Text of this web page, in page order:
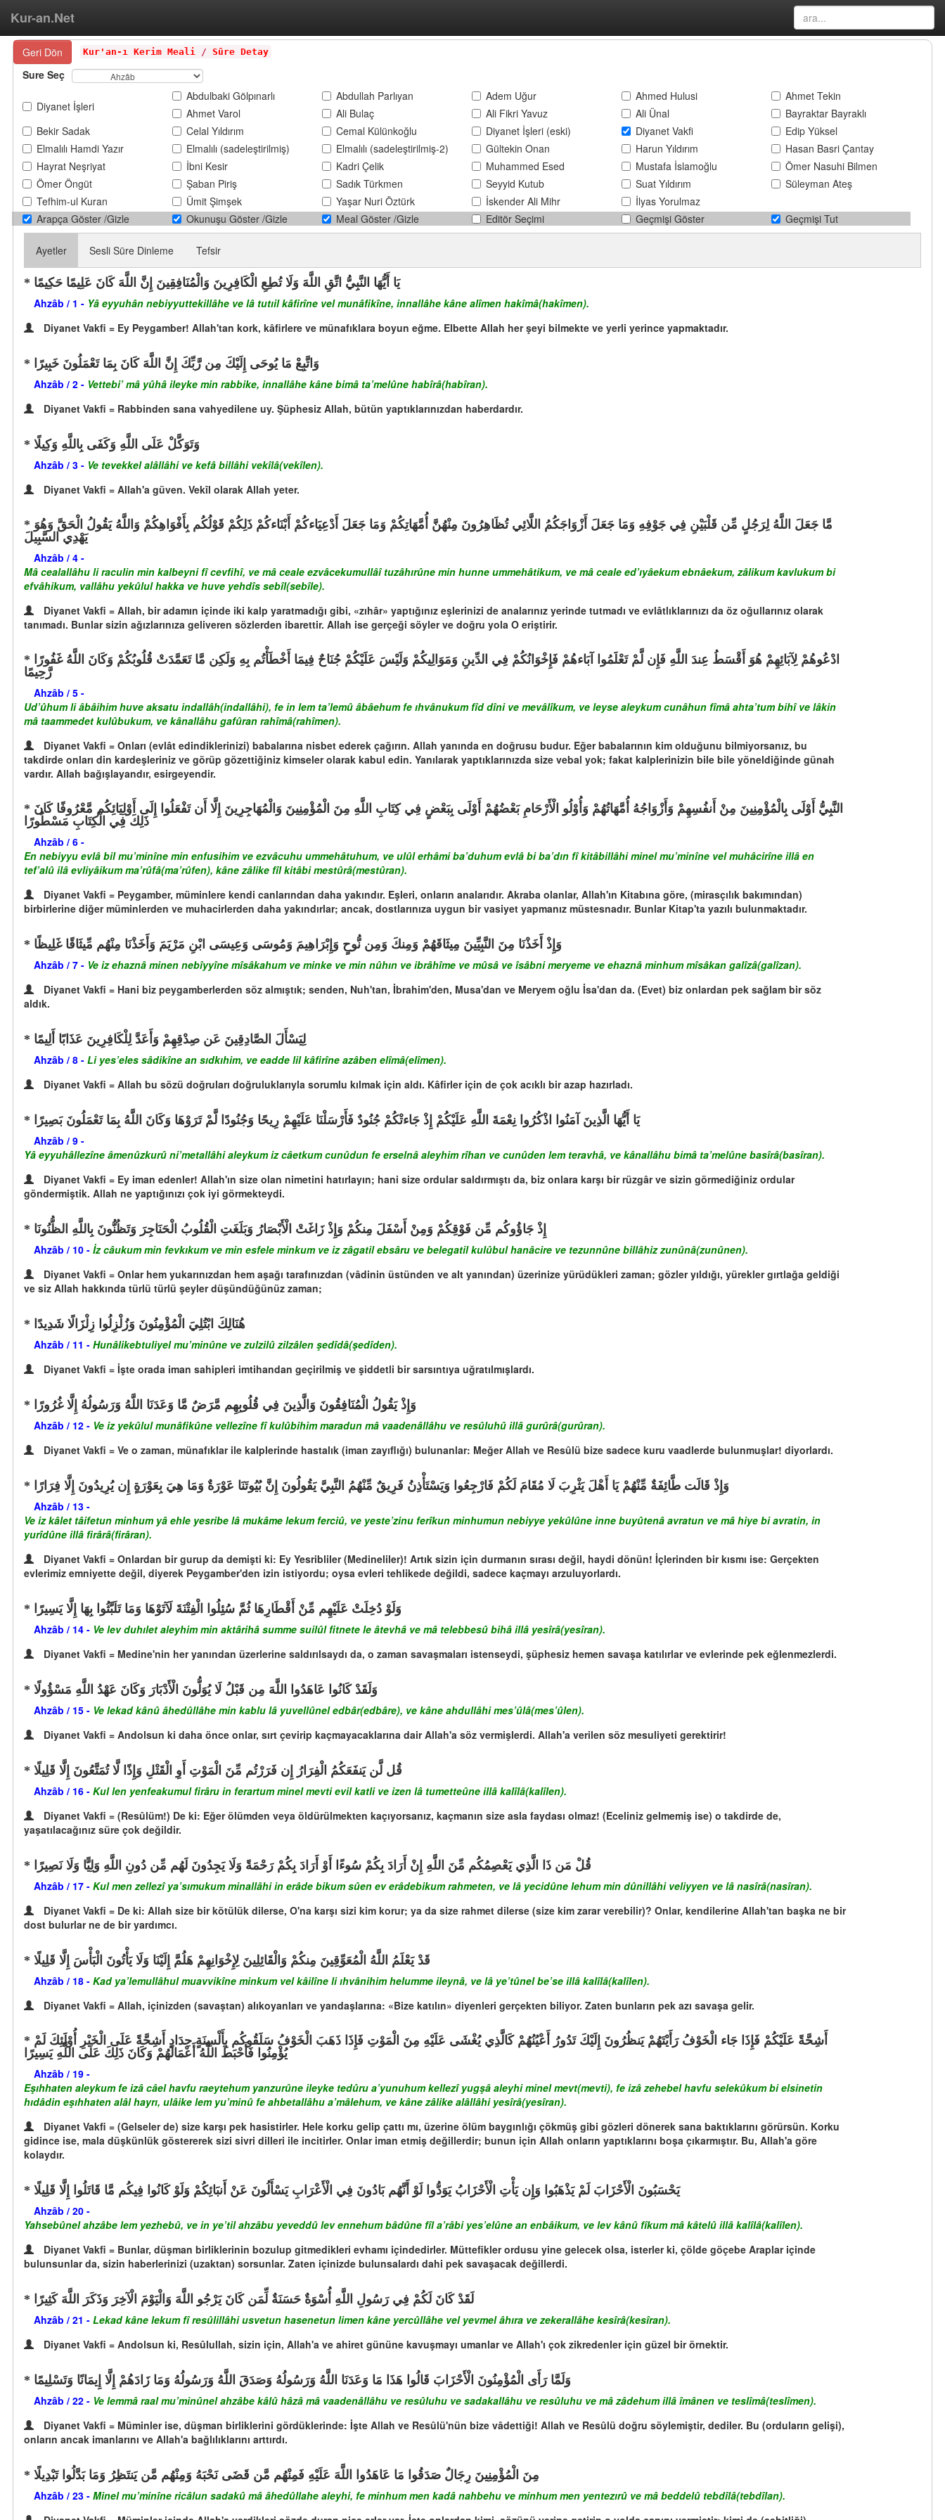
Kur-an.Net
Geri Dön Kur'an-ı Kerim Meali / Sûre Detay
Sure Seç
Diyanet İşleri
Abdulbaki Gölpınarlı Abdullah Parlıyan Adem Uğur Ahmed Hulusi
Ahmet Tekin
Ahmet Varol
Ali Bulaç Ali Fikri Yavuz Ali Ünal
Bayraktar Bayraklı
Bekir Sadak
Celal Yıldırım Cemal Külünkoğlu Diyanet İşleri (eski) Diyanet Vakfi
Edip Yüksel
Elmalılı Hamdi Yazır
Elmalılı (sadeleştirilmiş) Elmalılı (sadeleştirilmiş-2) Gültekin Onan Harun Yıldırım
Hasan Basri Çantay
Hayrat Neşriyat
İbni Kesir Kadri Çelik Muhammed Esed Mustafa İslamoğlu
Ömer Nasuhi Bilmen
Ömer Öngüt
Şaban Piriş Sadık Türkmen Seyyid Kutub Suat Yıldırım
Süleyman Ateş
Tefhim-ul Kuran
Ümit Şimşek Yaşar Nuri Öztürk İskender Ali Mihr
İlyas Yorulmaz
Arapça Göster /Gizle
Okunuşu Göster /Gizle Meal Göster /Gizle Editör Seçimi Geçmişi Göster Geçmişi Tut
Ayetler Sesli Süre Dinleme Tefsir
يَا أَيُّهَا النَّبِيُّ اتَّقِ اللَّهَ وَلَا تُطِعِ الْكَافِرِينَ وَالْمُنَافِقِينَ إِنَّ اللَّهَ كَانَ عَلِيمًا حَكِيمًا
Ahzâb / 1 - Yâ eyyuhân nebiyyuttekillâhe ve lâ tutıil kâfirîne vel munâfikîne, innallâhe kâne alîmen hakîmâ(hakîmen).
Diyanet Vakfi = Ey Peygamber! Allah'tan kork, kâfirlere ve münafıklara boyun eğme. Elbette Allah her şeyi bilmekte ve yerli yerince yapmaktadır.
وَاتَّبِعْ مَا يُوحَى إِلَيْكَ مِن رَّبِّكَ إِنَّ اللَّهَ كَانَ بِمَا تَعْمَلُونَ خَبِيرًا
Ahzâb / 2 - Vettebi’ mâ yûhâ ileyke min rabbike, innallâhe kâne bimâ ta’melûne habîrâ(habîran).
Diyanet Vakfi = Rabbinden sana vahyedilene uy. Şüphesiz Allah, bütün yaptıklarınızdan haberdardır.
وَتَوَكَّلْ عَلَى اللَّهِ وَكَفَى بِاللَّهِ وَكِيلًا
Ahzâb / 3 - Ve tevekkel alâllâhi ve kefâ billâhi vekîlâ(vekîlen).
Diyanet Vakfi = Allah'a güven. Vekîl olarak Allah yeter.
يَهْدِي السَّبِيلَ
Ahzâb / 4 -
Mâ cealallâhu li raculin min kalbeyni fî cevfihî, ve mâ ceale ezvâcekumullâî tuzâhırûne min hunne ummehâtikum, ve mâ ceale ed’ıyâekum ebnâekum, zâlikum kavlukum bi
efvâhikum, vallâhu yekûlul hakka ve huve yehdîs sebîl(sebîle).
Diyanet Vakfi = Allah, bir adamın içinde iki kalp yaratmadığı gibi, «zıhâr» yaptığınız eşlerinizi de analarınız yerinde tutmadı ve evlâtlıklarınızı da öz oğullarınız olarak
tanımadı. Bunlar sizin ağızlarınıza geliveren sözlerden ibarettir. Allah ise gerçeği söyler ve doğru yola O eriştirir.
رَّحِيمًا
Ahzâb / 5 -
Ud’ûhum li âbâihim huve aksatu indallâh(indallâhi), fe in lem ta’lemû âbâehum fe ıhvânukum fîd dîni ve mevâlîkum, ve leyse aleykum cunâhun fîmâ ahta’tum bihî ve lâkin
mâ taammedet kulûbukum, ve kânallâhu gafûran rahîmâ(rahîmen).
Diyanet Vakfi = Onları (evlât edindiklerinizi) babalarına nisbet ederek çağırın. Allah yanında en doğrusu budur. Eğer babalarının kim olduğunu bilmiyorsanız, bu
takdirde onları din kardeşleriniz ve görüp gözettiğiniz kimseler olarak kabul edin. Yanılarak yaptıklarınızda size vebal yok; fakat kalplerinizin bile bile yöneldiğinde günah
vardır. Allah bağışlayandır, esirgeyendir.
ذَلِكَ فِي الْكِتَابِ مَسْطُورًا
Ahzâb / 6 -
En nebiyyu evlâ bil mu’minîne min enfusihim ve ezvâcuhu ummehâtuhum, ve ulûl erhâmi ba’duhum evlâ bi ba’dın fî kitâbillâhi minel mu’minîne vel muhâcirîne illâ en
tef’alû ilâ evliyâikum ma’rûfâ(ma’rûfen), kâne zâlike fîl kitâbi mestûrâ(mestûran).
Diyanet Vakfi = Peygamber, müminlere kendi canlarından daha yakındır. Eşleri, onların analarıdır. Akraba olanlar, Allah'ın Kitabına göre, (mirasçılık bakımından)
birbirlerine diğer müminlerden ve muhacirlerden daha yakındırlar; ancak, dostlarınıza uygun bir vasiyet yapmanız müstesnadır. Bunlar Kitap'ta yazılı bulunmaktadır.
وَإِذْ أَخَذْنَا مِنَ النَّبِيِّينَ مِيثَاقَهُمْ وَمِنكَ وَمِن نُّوحٍ وَإِبْرَاهِيمَ وَمُوسَى وَعِيسَى ابْنِ مَرْيَمَ وَأَخَذْنَا مِنْهُم مِّيثَاقًا غَلِيظًا
Ahzâb / 7 - Ve iz ehaznâ minen nebîyyîne mîsâkahum ve minke ve min nûhın ve ibrâhîme ve mûsâ ve îsâbni meryeme ve ehaznâ minhum mîsâkan galîzâ(galîzan).
Diyanet Vakfi = Hani biz peygamberlerden söz almıştık; senden, Nuh'tan, İbrahim'den, Musa'dan ve Meryem oğlu İsa'dan da. (Evet) biz onlardan pek sağlam bir söz
aldık.
لِيَسْأَلَ الصَّادِقِينَ عَن صِدْقِهِمْ وَأَعَدَّ لِلْكَافِرِينَ عَذَابًا أَلِيمًا
Ahzâb / 8 - Li yes’eles sâdikîne an sıdkıhim, ve eadde lil kâfirîne azâben elîmâ(elîmen).
Diyanet Vakfi = Allah bu sözü doğruları doğruluklarıyla sorumlu kılmak için aldı. Kâfirler için de çok acıklı bir azap hazırladı.
يَا أَيُّهَا الَّذِينَ آمَنُوا اذْكُرُوا نِعْمَةَ اللَّهِ عَلَيْكُمْ إِذْ جَاءتْكُمْ جُنُودٌ فَأَرْسَلْنَا عَلَيْهِمْ رِيحًا وَجُنُودًا لَّمْ تَرَوْهَا وَكَانَ اللَّهُ بِمَا تَعْمَلُونَ بَصِيرًا
Ahzâb / 9 -
Yâ eyyuhâllezîne âmenûzkurû ni’metallâhi aleykum iz câetkum cunûdun fe erselnâ aleyhim rîhan ve cunûden lem teravhâ, ve kânallâhu bimâ ta’melûne basîrâ(basîran).
Diyanet Vakfi = Ey iman edenler! Allah'ın size olan nimetini hatırlayın; hani size ordular saldırmıştı da, biz onlara karşı bir rüzgâr ve sizin görmediğiniz ordular
göndermiştik. Allah ne yaptığınızı çok iyi görmekteydi.
إِذْ جَاؤُوكُم مِّن فَوْقِكُمْ وَمِنْ أَسْفَلَ مِنكُمْ وَإِذْ زَاغَتْ الْأَبْصَارُ وَبَلَغَتِ الْقُلُوبُ الْحَنَاجِرَ وَتَظُنُّونَ بِاللَّهِ الظُّنُونَا
Ahzâb / 10 - İz câukum min fevkıkum ve min esfele minkum ve iz zâgatil ebsâru ve belegatil kulûbul hanâcire ve tezunnûne billâhiz zunûnâ(zunûnen).
Diyanet Vakfi = Onlar hem yukarınızdan hem aşağı tarafınızdan (vâdinin üstünden ve alt yanından) üzerinize yürüdükleri zaman; gözler yıldığı, yürekler gırtlağa geldiği
ve siz Allah hakkında türlü türlü şeyler düşündüğünüz zaman;
هُنَالِكَ ابْتُلِيَ الْمُؤْمِنُونَ وَزُلْزِلُوا زِلْزَالًا شَدِيدًا
Ahzâb / 11 - Hunâlikebtuliyel mu’minûne ve zulzilû zilzâlen şedîdâ(şedîden).
Diyanet Vakfi = İşte orada iman sahipleri imtihandan geçirilmiş ve şiddetli bir sarsıntıya uğratılmışlardı.
وَإِذْ يَقُولُ الْمُنَافِقُونَ وَالَّذِينَ فِي قُلُوبِهِم مَّرَضٌ مَّا وَعَدَنَا اللَّهُ وَرَسُولُهُ إِلَّا غُرُورًا
Ahzâb / 12 - Ve iz yekûlul munâfikûne vellezîne fî kulûbihim maradun mâ vaadenâllâhu ve resûluhû illâ gurûrâ(gurûran).
Diyanet Vakfi = Ve o zaman, münafıklar ile kalplerinde hastalık (iman zayıflığı) bulunanlar: Meğer Allah ve Resûlü bize sadece kuru vaadlerde bulunmuşlar! diyorlardı.
وَإِذْ قَالَت طَّائِفَةٌ مِّنْهُمْ يَا أَهْلَ يَثْرِبَ لَا مُقَامَ لَكُمْ فَارْجِعُوا وَيَسْتَأْذِنُ فَرِيقٌ مِّنْهُمُ النَّبِيَّ يَقُولُونَ إِنَّ بُيُوتَنَا عَوْرَةٌ وَمَا هِيَ بِعَوْرَةٍ إِن يُرِيدُونَ إِلَّا فِرَارًا
Ahzâb / 13 -
Ve iz kâlet tâifetun minhum yâ ehle yesribe lâ mukâme lekum ferciû, ve yeste’zinu ferîkun minhumun nebiyye yekûlûne inne buyûtenâ avratun ve mâ hiye bi avratin, in
yurîdûne illâ firârâ(firâran).
Diyanet Vakfi = Onlardan bir gurup da demişti ki: Ey Yesribliler (Medineliler)! Artık sizin için durmanın sırası değil, haydi dönün! İçlerinden bir kısmı ise: Gerçekten
evlerimiz emniyette değil, diyerek Peygamber'den izin istiyordu; oysa evleri tehlikede değildi, sadece kaçmayı arzuluyorlardı.
وَلَوْ دُخِلَتْ عَلَيْهِم مِّنْ أَقْطَارِهَا ثُمَّ سُئِلُوا الْفِتْنَةَ لَآتَوْهَا وَمَا تَلَبَّثُوا بِهَا إِلَّا يَسِيرًا
Ahzâb / 14 - Ve lev duhılet aleyhim min aktârihâ summe suilûl fitnete le âtevhâ ve mâ telebbesû bihâ illâ yesîrâ(yesîran).
Diyanet Vakfi = Medine'nin her yanından üzerlerine saldırılsaydı da, o zaman savaşmaları istenseydi, şüphesiz hemen savaşa katılırlar ve evlerinde pek eğlenmezlerdi.
وَلَقَدْ كَانُوا عَاهَدُوا اللَّهَ مِن قَبْلُ لَا يُوَلُّونَ الْأَدْبَارَ وَكَانَ عَهْدُ اللَّهِ مَسْؤُولًا
Ahzâb / 15 - Ve lekad kânû âhedûllâhe min kablu lâ yuvellûnel edbâr(edbâre), ve kâne ahdullâhi mes’ûlâ(mes’ûlen).
Diyanet Vakfi = Andolsun ki daha önce onlar, sırt çevirip kaçmayacaklarına dair Allah'a söz vermişlerdi. Allah'a verilen söz mesuliyeti gerektirir!
قُل لَّن يَنفَعَكُمُ الْفِرَارُ إِن فَرَرْتُم مِّنَ الْمَوْتِ أَوِ الْقَتْلِ وَإِذًا لَّا تُمَتَّعُونَ إِلَّا قَلِيلًا
Ahzâb / 16 - Kul len yenfeakumul firâru in ferartum minel mevti evil katli ve izen lâ tumetteûne illâ kalîlâ(kalîlen).
Diyanet Vakfi = (Resûlüm!) De ki: Eğer ölümden veya öldürülmekten kaçıyorsanız, kaçmanın size asla faydası olmaz! (Eceliniz gelmemiş ise) o takdirde de,
yaşatılacağınız süre çok değildir.
قُلْ مَن ذَا الَّذِي يَعْصِمُكُم مِّنَ اللَّهِ إِنْ أَرَادَ بِكُمْ سُوءًا أَوْ أَرَادَ بِكُمْ رَحْمَةً وَلَا يَجِدُونَ لَهُم مِّن دُونِ اللَّهِ وَلِيًّا وَلَا نَصِيرًا
Ahzâb / 17 - Kul men zellezî ya’sımukum minallâhi in erâde bikum sûen ev erâdebikum rahmeten, ve lâ yecidûne lehum min dûnillâhi veliyyen ve lâ nasîrâ(nasîran).
Diyanet Vakfi = De ki: Allah size bir kötülük dilerse, O'na karşı sizi kim korur; ya da size rahmet dilerse (size kim zarar verebilir)? Onlar, kendilerine Allah'tan başka ne bir
dost bulurlar ne de bir yardımcı.
قَدْ يَعْلَمُ اللَّهُ الْمُعَوِّقِينَ مِنكُمْ وَالْقَائِلِينَ لِإِخْوَانِهِمْ هَلُمَّ إِلَيْنَا وَلَا يَأْتُونَ الْبَأْسَ إِلَّا قَلِيلًا
Ahzâb / 18 - Kad ya’lemullâhul muavvikîne minkum vel kâilîne li ıhvânihim helumme ileynâ, ve lâ ye’tûnel be’se illâ kalîlâ(kalîlen).
Diyanet Vakfi = Allah, içinizden (savaştan) alıkoyanları ve yandaşlarına: «Bize katılın» diyenleri gerçekten biliyor. Zaten bunların pek azı savaşa gelir.
يُؤْمِنُوا فَأَحْبَطَ اللَّهُ أَعْمَالَهُمْ وَكَانَ ذَلِكَ عَلَى اللَّهِ يَسِيرًا
Ahzâb / 19 -
Eşıhhaten aleykum fe izâ câel havfu raeytehum yanzurûne ileyke tedûru a’yunuhum kellezî yugşâ aleyhi minel mevt(mevti), fe izâ zehebel havfu selekûkum bi elsinetin
hıdâdin eşıhhaten alâl hayrı, ulâike lem yu’minû fe ahbetallâhu a’mâlehum, ve kâne zâlike alâllâhi yesîrâ(yesîran).
Diyanet Vakfi = (Gelseler de) size karşı pek hasistirler. Hele korku gelip çattı mı, üzerine ölüm baygınlığı çökmüş gibi gözleri dönerek sana baktıklarını görürsün. Korku
gidince ise, mala düşkünlük göstererek sizi sivri dilleri ile incitirler. Onlar iman etmiş değillerdir; bunun için Allah onların yaptıklarını boşa çıkarmıştır. Bu, Allah'a göre
kolaydır.
يَحْسَبُونَ الْأَحْزَابَ لَمْ يَذْهَبُوا وَإِن يَأْتِ الْأَحْزَابُ يَوَدُّوا لَوْ أَنَّهُم بَادُونَ فِي الْأَعْرَابِ يَسْأَلُونَ عَنْ أَنبَائِكُمْ وَلَوْ كَانُوا فِيكُم مَّا قَاتَلُوا إِلَّا قَلِيلًا
Ahzâb / 20 -
Yahsebûnel ahzâbe lem yezhebû, ve in ye’til ahzâbu yeveddû lev ennehum bâdûne fîl a’râbi yes’elûne an enbâikum, ve lev kânû fîkum mâ kâtelû illâ kalîlâ(kalîlen).
Diyanet Vakfi = Bunlar, düşman birliklerinin bozulup gitmedikleri evhamı içindedirler. Müttefikler ordusu yine gelecek olsa, isterler ki, çölde göçebe Araplar içinde
bulunsunlar da, sizin haberlerinizi (uzaktan) sorsunlar. Zaten içinizde bulunsalardı dahi pek savaşacak değillerdi.
لَقَدْ كَانَ لَكُمْ فِي رَسُولِ اللَّهِ أُسْوَةٌ حَسَنَةٌ لِّمَن كَانَ يَرْجُو اللَّهَ وَالْيَوْمَ الْآخِرَ وَذَكَرَ اللَّهَ كَثِيرًا
Ahzâb / 21 - Lekad kâne lekum fî resûlillâhi usvetun hasenetun limen kâne yercûllâhe vel yevmel âhıra ve zekerallâhe kesîrâ(kesîran).
Diyanet Vakfi = Andolsun ki, Resûlullah, sizin için, Allah'a ve ahiret gününe kavuşmayı umanlar ve Allah'ı çok zikredenler için güzel bir örnektir.
وَلَمَّا رَأَى الْمُؤْمِنُونَ الْأَحْزَابَ قَالُوا هَذَا مَا وَعَدَنَا اللَّهُ وَرَسُولُهُ وَصَدَقَ اللَّهُ وَرَسُولُهُ وَمَا زَادَهُمْ إِلَّا إِيمَانًا وَتَسْلِيمًا
Ahzâb / 22 - Ve lemmâ raal mu’minûnel ahzâbe kâlû hâzâ mâ vaadenâllâhu ve resûluhu ve sadakallâhu ve resûluhu ve mâ zâdehum illâ îmânen ve teslîmâ(teslîmen).
Diyanet Vakfi = Müminler ise, düşman birliklerini gördüklerinde: İşte Allah ve Resûlü'nün bize vâdettiği! Allah ve Resûlü doğru söylemiştir, dediler. Bu (orduların gelişi),
onların ancak imanlarını ve Allah'a bağlılıklarını arttırdı.
مِنَ الْمُؤْمِنِينَ رِجَالٌ صَدَقُوا مَا عَاهَدُوا اللَّهَ عَلَيْهِ فَمِنْهُم مَّن قَضَى نَحْبَهُ وَمِنْهُم مَّن يَنتَظِرُ وَمَا بَدَّلُوا تَبْدِيلًا
Ahzâb / 23 - Minel mu’minîne ricâlun sadakû mâ âhedûllahe aleyhi, fe minhum men kadâ nahbehu ve minhum men yentezırû ve mâ beddelû tebdîlâ(tebdîlan).